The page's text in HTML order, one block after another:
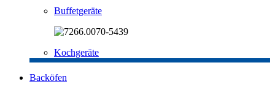
Buffetgeräte
Kochgeräte
Backöfen